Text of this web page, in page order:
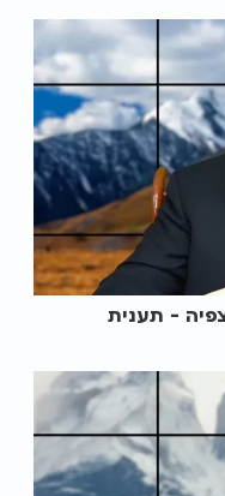
- תענית